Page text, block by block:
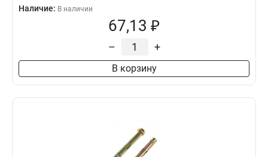
Наличие: В наличии
67,13 ₽
– +
В корзину